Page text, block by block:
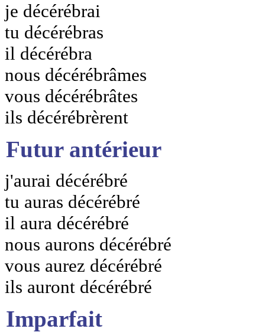
je décérébrai
tu décérébras
il décérébra
nous décérébrâmes
vous décérébrâtes
ils décérébrèrent
Futur antérieur
j'aurai décérébré
tu auras décérébré
il aura décérébré
nous aurons décérébré
vous aurez décérébré
ils auront décérébré
Imparfait